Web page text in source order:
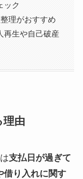
ック
理がおすすめ
再生や自己破産
理由
支払日が過ぎて
借り入れに関す